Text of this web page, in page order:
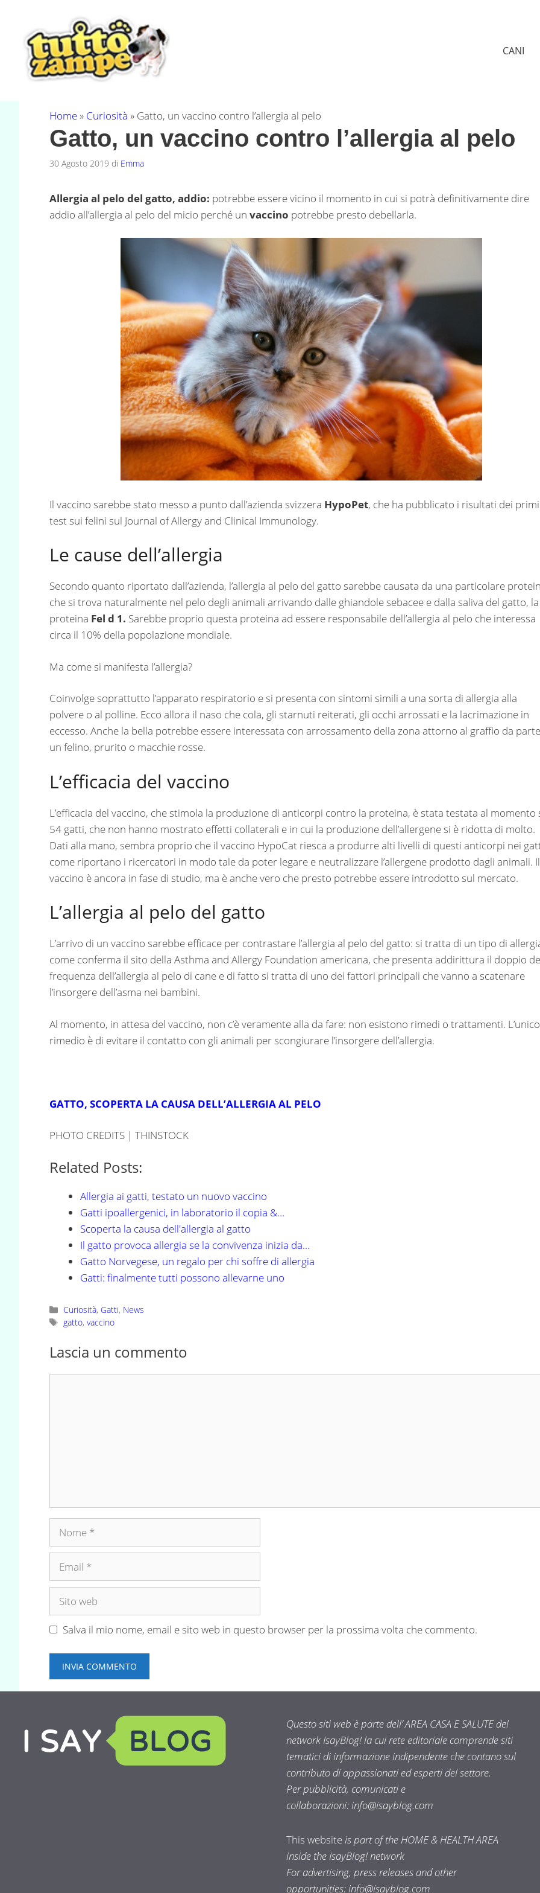
contenuto
CANI
Home» Curiosità » Gatto, un vaccino contro l’allergia al pelo
Gatto, un vaccino contro l’allergia al pelo
30 Agosto 2019 di Emma
Allergia al pelo del gatto, addio: potrebbe essere vicino il momento in cui si potrà definitivamente dire
addio all’allergia al pelo del micio perché un vaccino potrebbe presto debellarla.
Il vaccino sarebbe stato messo a punto dall’azienda svizzera HypoPet, che ha pubblicato i risultati dei primi
test sui felini sul Journal of Allergy and Clinical Immunology.
Le cause dell’allergia
Secondo quanto riportato dall’azienda, l’allergia al pelo del gatto sarebbe causata da una particolare
che si trova naturalmente nel pelo degli animali arrivando dalle ghiandole sebacee e dalla saliva del gatto, la
proteina Fel d 1. Sarebbe proprio questa proteina ad essere responsabile dell’allergia al pelo che interessa
circa il 10% della popolazione mondiale.
Ma come si manifesta l’allergia?
Coinvolge soprattutto l’apparato respiratorio e si presenta con sintomi simili a una sorta di allergia alla
polvere o al polline. Ecco allora il naso che cola, gli starnuti reiterati, gli occhi arrossati e la lacrimazione in
eccesso. Anche la bella potrebbe essere interessata con arrossamento della zona attorno al graffio da
un felino, prurito o macchie rosse.
L’efficacia del vaccino
L’efficacia del vaccino, che stimola la produzione di anticorpi contro la proteina, è stata testata al momento
54 gatti, che non hanno mostrato effetti collaterali e in cui la produzione dell’allergene si è ridotta di molto.
Dati alla mano, sembra proprio che il vaccino HypoCat riesca a produrre alti livelli di questi anticorpi nei
come riportano i ricercatori in modo tale da poter legare e neutralizzare l’allergene prodotto dagli animali. Il
vaccino è ancora in fase di studio, ma è anche vero che presto potrebbe essere introdotto sul mercato.
L’allergia al pelo del gatto
L’arrivo di un vaccino sarebbe efficace per contrastare l’allergia al pelo del gatto: si tratta di un tipo di
come conferma il sito della Asthma and Allergy Foundation americana, che presenta addirittura il doppio
frequenza dell’allergia al pelo di cane e di fatto si tratta di uno dei fattori principali che vanno a scatenare
l’insorgere dell’asma nei bambini.
Al momento, in attesa del vaccino, non c’è veramente alla da fare: non esistono rimedi o trattamenti. L’unico
rimedio è di evitare il contatto con gli animali per scongiurare l’insorgere dell’allergia.
GATTO, SCOPERTA LA CAUSA DELL’ALLERGIA AL PELO
PHOTO CREDITS | THINSTOCK
Related Posts:
Allergia ai gatti, testato un nuovo vaccino
Gatti ipoallergenici, in laboratorio il copia &…
Scoperta la causa dell'allergia al gatto
Il gatto provoca allergia se la convivenza inizia da…
Gatto Norvegese, un regalo per chi soffre di allergia
Gatti: finalmente tutti possono allevarne uno
Categorie
Curiosità, Gatti, News
Tag
gatto,vaccino
Lascia un commento
Nome
Email
Sito
Salva il mio nome, email e sito web in questo browser per la prossima volta che commento.
Questo siti web è parte dell’ AREA CASA E SALUTE del
network IsayBlog! la cui rete editoriale comprende siti
tematici di informazione indipendente che contano sul
contributo di appassionati ed esperti del settore.
Per pubblicità, comunicati e
collaborazioni:info@isayblog.com
This websiteis part of the HOME & HEALTH AREA
inside the IsayBlog! network
For advertising, press releases and other
opportunities:info@isayblog.com